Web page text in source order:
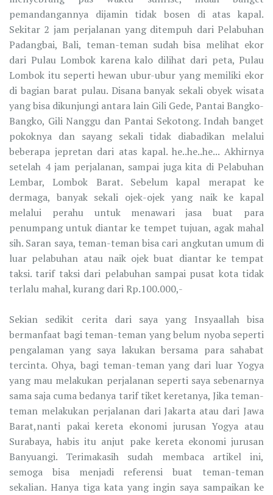
pemandangannya dijamin tidak bosen di atas kapal.
Sekitar 2 jam perjalanan yang ditempuh dari Pelabuhan
Padangbai, Bali, teman-teman sudah bisa melihat ekor
dari Pulau Lombok karena kalo dilihat dari peta, Pulau
Lombok itu seperti hewan ubur-ubur yang memiliki ekor
di bagian barat pulau. Disana banyak sekali obyek wisata
yang bisa dikunjungi antara lain Gili Gede, Pantai Bangko-
Bangko, Gili Nanggu dan Pantai Sekotong. Indah banget
pokoknya dan sayang sekali tidak diabadikan melalui
beberapa jepretan dari atas kapal. he..he..he... Akhirnya
setelah 4 jam perjalanan, sampai juga kita di Pelabuhan
Lembar, Lombok Barat. Sebelum kapal merapat ke
dermaga, banyak sekali ojek-ojek yang naik ke kapal
melalui perahu untuk menawari jasa buat para
penumpang untuk diantar ke tempet tujuan, agak mahal
sih. Saran saya, teman-teman bisa cari angkutan umum di
luar pelabuhan atau naik ojek buat diantar ke tempat
taksi. tarif taksi dari pelabuhan sampai pusat kota tidak
terlalu mahal, kurang dari Rp.100.000,-
Sekian sedikit cerita dari saya yang Insyaallah bisa
bermanfaat bagi teman-teman yang belum nyoba seperti
pengalaman yang saya lakukan bersama para sahabat
tercinta. Ohya, bagi teman-teman yang dari luar Yogya
yang mau melakukan perjalanan seperti saya sebenarnya
sama saja cuma bedanya tarif tiket keretanya, Jika teman-
teman melakukan perjalanan dari Jakarta atau dari Jawa
Barat,nanti pakai kereta ekonomi jurusan Yogya atau
Surabaya, habis itu anjut pake kereta ekonomi jurusan
Banyuangi. Terimakasih sudah membaca artikel ini,
semoga bisa menjadi referensi buat teman-teman
sekalian. Hanya tiga kata yang ingin saya sampaikan ke